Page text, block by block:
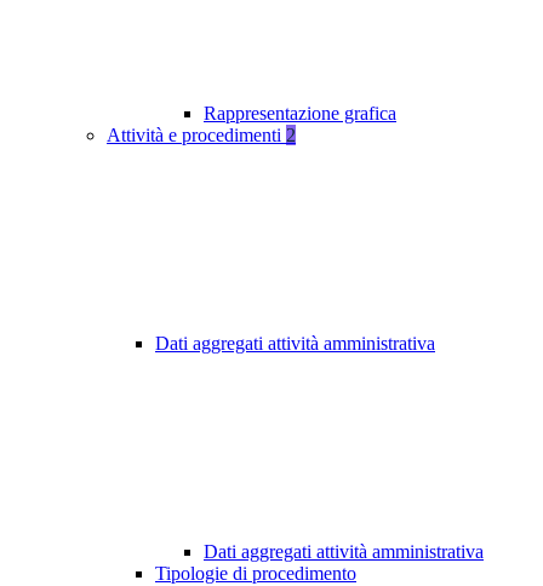
Rappresentazione grafica
Attività e procedimenti 2
Dati aggregati attività amministrativa
Dati aggregati attività amministrativa
Tipologie di procedimento